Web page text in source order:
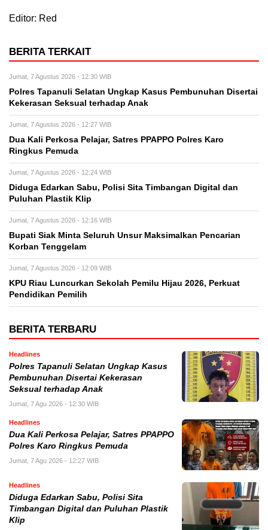
Editor: Red
BERITA TERKAIT
Jumat, 7 Agustus 2026 - 12:30 WIB
Polres Tapanuli Selatan Ungkap Kasus Pembunuhan Disertai
Kekerasan Seksual terhadap Anak
Jumat, 7 Agustus 2026 - 12:27 WIB
Dua Kali Perkosa Pelajar, Satres PPAPPO Polres Karo
Ringkus Pemuda
Jumat, 7 Agustus 2026 - 12:24 WIB
Diduga Edarkan Sabu, Polisi Sita Timbangan Digital dan
Puluhan Plastik Klip
Jumat, 7 Agustus 2026 - 12:16 WIB
Bupati Siak Minta Seluruh Unsur Maksimalkan Pencarian
Korban Tenggelam
Jumat, 7 Agustus 2026 - 12:09 WIB
KPU Riau Luncurkan Sekolah Pemilu Hijau 2026, Perkuat
Pendidikan Pemilih
BERITA TERBARU
Headlines
Polres Tapanuli Selatan Ungkap Kasus
Pembunuhan Disertai Kekerasan
Seksual terhadap Anak
Jumat, 7 Agu 2026 - 12:30 WIB
Headlines
Dua Kali Perkosa Pelajar, Satres PPAPPO
Polres Karo Ringkus Pemuda
Jumat, 7 Agu 2026 - 12:27 WIB
Headlines
Diduga Edarkan Sabu, Polisi Sita
Timbangan Digital dan Puluhan Plastik
Klip